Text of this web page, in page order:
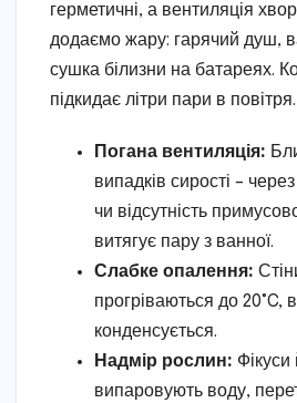
герметичні, а вентиляція
додаємо жару: гарячий душ,
сушка білизни на батареях.
підкидає літри пари в повітря.
Погана вентиляція:
випадків сирості –
чи відсутність
витягує пару з ванної.
Слабке опалення:
прогріваються до 20°C,
конденсується.
Надмір рослин: Фікуси
випаровують воду,